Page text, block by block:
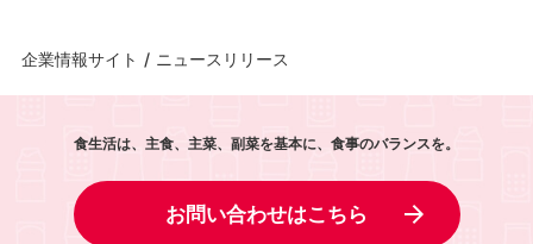
企業情報サイト / ニュースリリース
食生活は、主食、主菜、副菜を基本に、食事のバランスを。
お問い合わせはこちら